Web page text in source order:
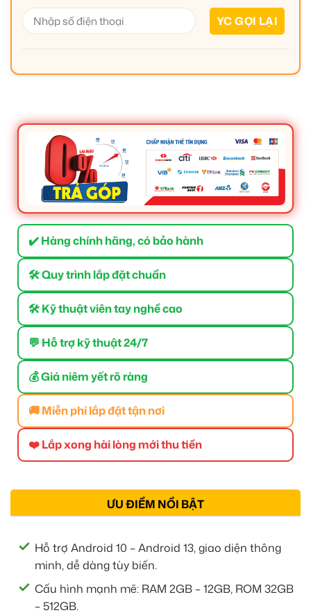
✔️ Hàng chính hãng, có bảo hành
🛠 Quy trình lắp đặt chuẩn
🛠 Kỹ thuật viên tay nghề cao
💬 Hỗ trợ kỹ thuật 24/7
💰 Giá niêm yết rõ ràng
🚚 Miễn phí lắp đặt tận nơi
❤️ Lắp xong hài lòng mới thu tiền
ƯU ĐIỂM NỔI BẬT
Hỗ trợ Android 10 – Android 13, giao diện thông
minh, dễ dàng tùy biến.
Cấu hình mạnh mẽ: RAM 2GB – 12GB, ROM 32GB
– 512GB.